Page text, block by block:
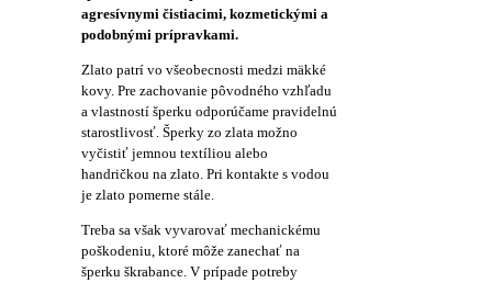
agresívnymi čistiacimi, kozmetickými a
podobnými prípravkami.
Zlato patrí vo všeobecnosti medzi mäkké
kovy. Pre zachovanie pôvodného vzhľadu
a vlastností šperku odporúčame pravidelnú
starostlivosť. Šperky zo zlata možno
vyčistiť jemnou textíliou alebo
handričkou na zlato. Pri kontakte s vodou
je zlato pomerne stále.
Treba sa však vyvarovať mechanickému
poškodeniu, ktoré môže zanechať na
šperku škrabance. V prípade potreby